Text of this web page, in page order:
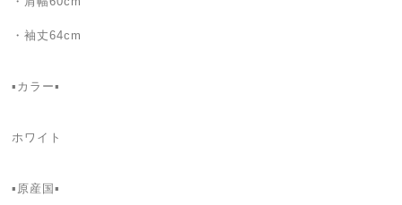
・袖丈64cm
▪️カラー▪️
ホワイト
▪️原産国▪️